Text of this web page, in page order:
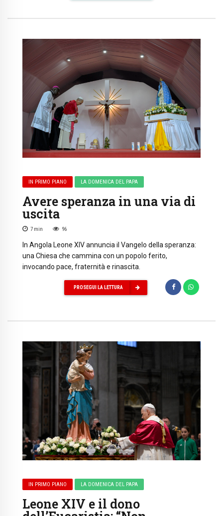
IN PRIMO PIANO LA DOMENICA DEL PAPA
Avere speranza in una via di
uscita
7 min 96
In Angola Leone XIV annuncia il Vangelo della speranza:
una Chiesa che cammina con un popolo ferito,
invocando pace, fraternità e rinascita.
PROSEGUI LA LETTURA
IN PRIMO PIANO LA DOMENICA DEL PAPA
Leone XIV e il dono